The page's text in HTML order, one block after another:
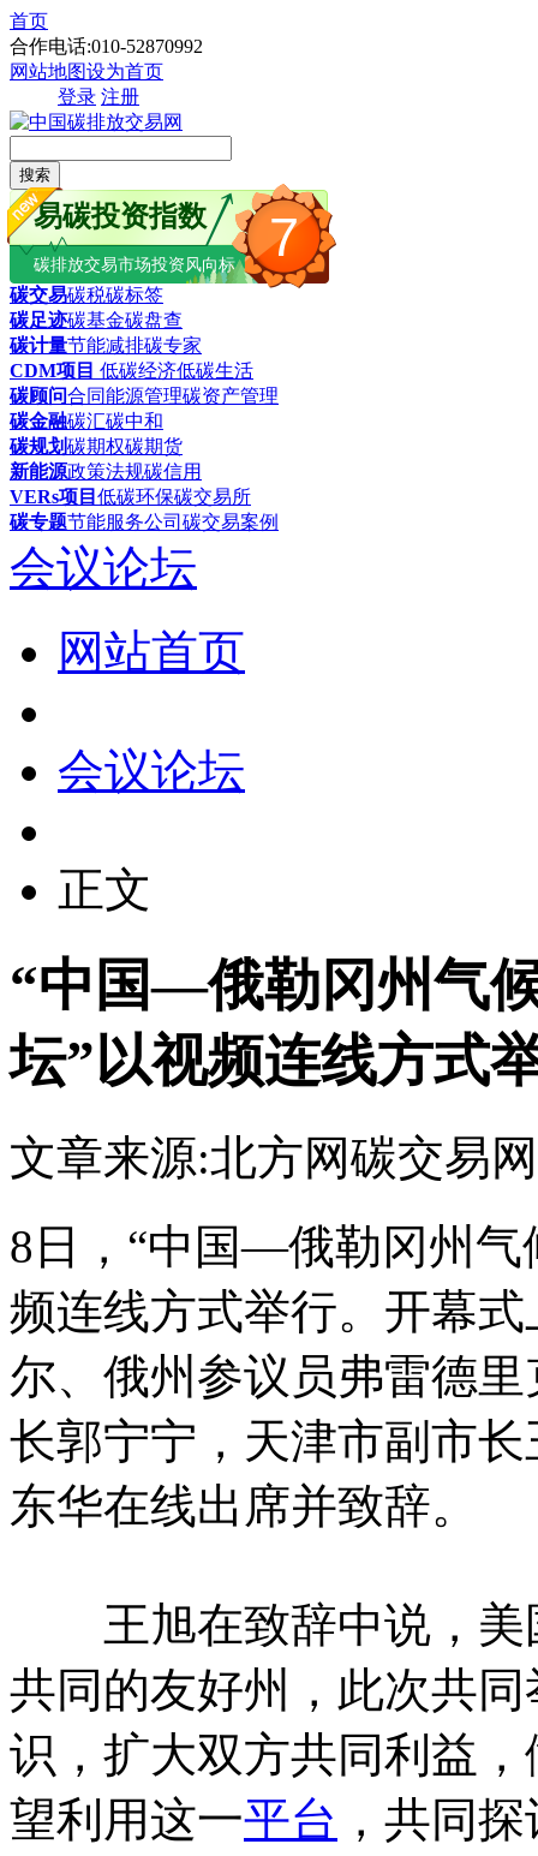
首页
合作电话:010-52870992
网站地图设为首页
登录 注册
搜索
7
易碳投资指数
碳排放交易市场投资风向标
碳交易碳税碳标签
碳足迹碳基金碳盘查
碳计量节能减排碳专家
CDM项目 低碳经济低碳生活
碳顾问合同能源管理碳资产管理
碳金融碳汇碳中和
碳规划碳期权碳期货
新能源政策法规碳信用
VERs项目 低碳环保碳交易所
碳专题节能服务公司 碳交易案例
会议论坛
网站首页
会议论坛
正文
“中国—俄勒冈州气
坛”以视频连线方式
文章来源:北方网碳交易网
8日，“中国—俄勒冈州气
频连线方式举行。开幕
尔、俄州参议员弗雷德
长郭宁宁，天津市副市
东华在线出席并致辞。
王旭在致辞中说，美
共同的友好州，此次共
识，扩大双方共同利益
望利用这一平台 ，共同